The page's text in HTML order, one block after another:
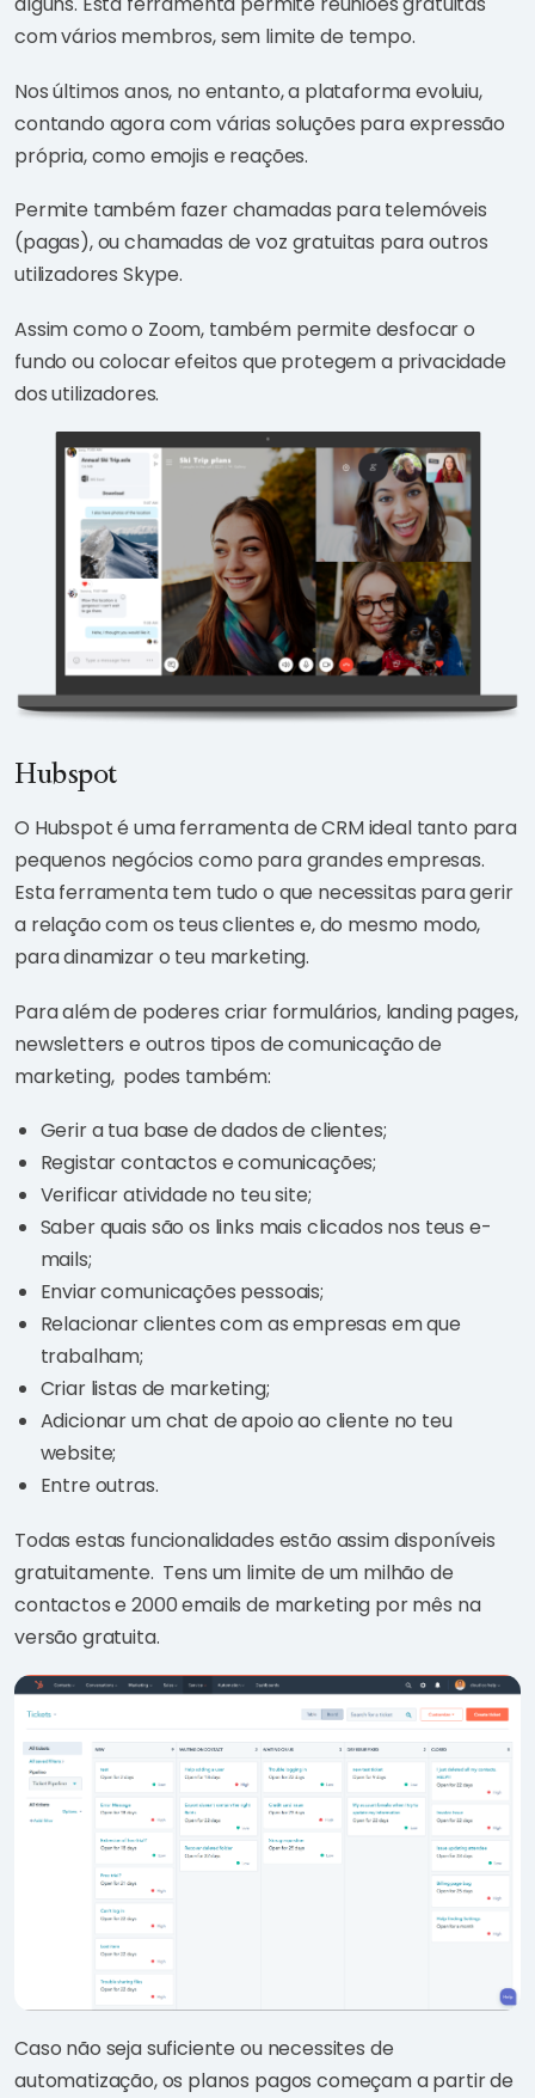
com vários membros, sem limite de tempo.
Nos últimos anos, no entanto, a plataforma evoluiu,
contando agora com várias soluções para expressão
própria, como emojis e reações.
Permite também fazer chamadas para telemóveis
(pagas), ou chamadas de voz gratuitas para outros
utilizadores Skype.
Assim como o Zoom, também permite desfocar o
fundo ou colocar efeitos que protegem a privacidade
dos utilizadores.
Hubspot
O Hubspot é uma ferramenta de CRM ideal tanto para
pequenos negócios como para grandes empresas.
Esta ferramenta tem tudo o que necessitas para gerir
a relação com os teus clientes e, do mesmo modo,
para dinamizar o teu marketing.
Para além de poderes criar formulários, landing pages,
newsletters e outros tipos de comunicação de
marketing, podes também:
Gerir a tua base de dados de clientes;
Registar contactos e comunicações;
Verificar atividade no teu site;
Saber quais são os links mais clicados nos teus e-
mails;
Enviar comunicações pessoais;
Relacionar clientes com as empresas em que
trabalham;
Criar listas de marketing;
Adicionar um chat de apoio ao cliente no teu
website;
Entre outras.
Todas estas funcionalidades estão assim disponíveis
gratuitamente. Tens um limite de um milhão de
contactos e 2000 emails de marketing por mês na
versão gratuita.
Caso não seja suficiente ou necessites de
automatização, os planos pagos começam a partir de